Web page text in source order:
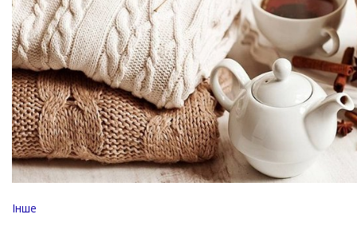
Channel
Інше